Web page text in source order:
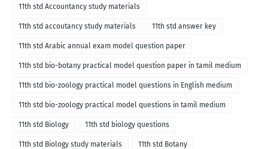
11th std Accountancy study materials
11th std accoutancy study materials 11th std answer key
11th std Arabic annual exam model question paper
11th std bio-botany practical model question paper in tamil medium
11th std bio-zoology practical model questions in English medium
11th std bio-zoology practical model questions in tamil medium
11th std Biology 11th std biology questions
11th std Biology study materials 11th std Botany